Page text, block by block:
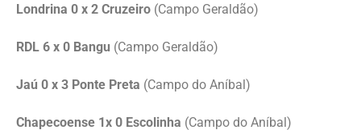
Londrina 0 x 2 Cruzeiro (Campo Geraldão)
RDL 6 x 0 Bangu (Campo Geraldão)
Jaú 0 x 3 Ponte Preta (Campo do Aníbal)
Chapecoense 1x 0 Escolinha (Campo do Aníbal)